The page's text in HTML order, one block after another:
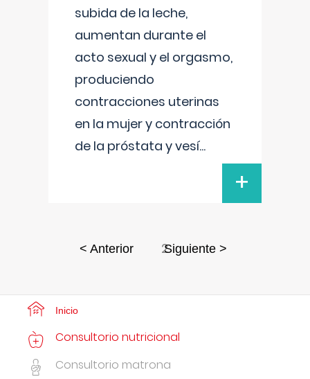
subida de la leche,
aumentan durante el
acto sexual y el orgasmo,
produciendo
contracciones uterinas
en la mujer y contracción
de la próstata y vesí...
+
< Anterior 2Siguiente >
Inicio
Consultorio nutricional
Consultorio matrona